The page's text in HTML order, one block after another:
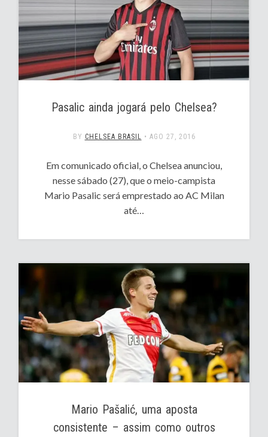
Pasalic ainda jogará pelo Chelsea?
BY CHELSEA BRASIL • AGO 27, 2016
Em comunicado oficial, o Chelsea anunciou,
nesse sábado (27), que o meio-campista
Mario Pasalic será emprestado ao AC Milan
até…
Mario Pašalić, uma aposta
consistente – assim como outros